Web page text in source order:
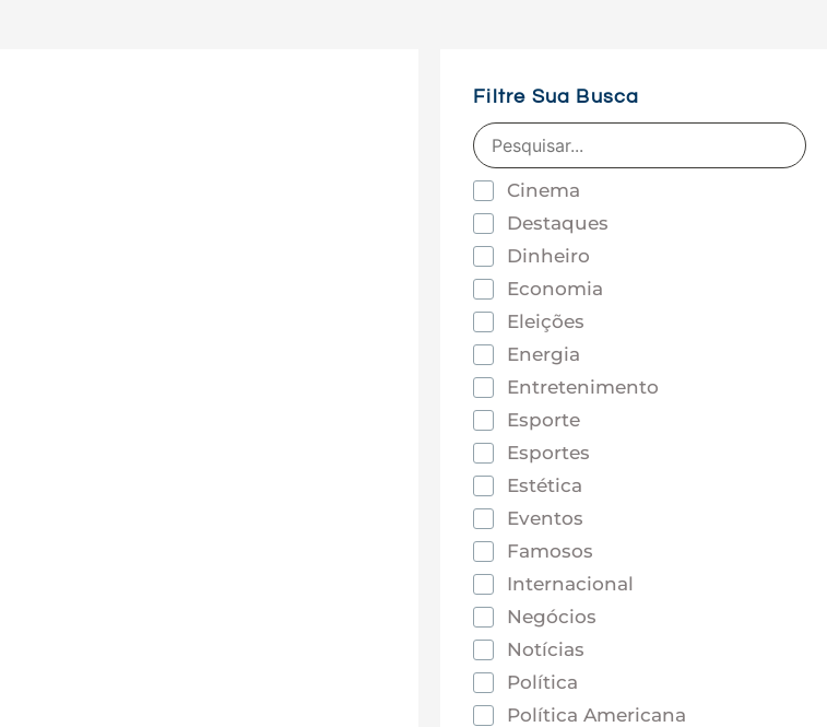
Filtre Sua Busca
Cinema
Destaques
Dinheiro
Economia
Eleições
Energia
Entretenimento
Esporte
Esportes
Estética
Eventos
Famosos
Internacional
Negócios
Notícias
Política
Política Americana